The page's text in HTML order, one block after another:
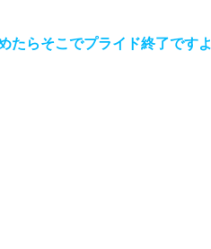
たらそこでプライド終了ですよ